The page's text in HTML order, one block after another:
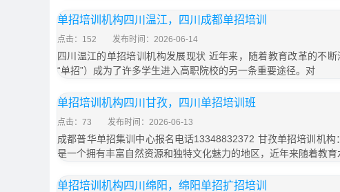
单招培训机构四川温江，四川成都单招培训
点击：152 发布时间：2026-06-14
四川温江的单招培训机构发展现状 近年来，随着教育改革的不
“单招”）成为了许多学生进入高职院校的另一条重要途径。对
单招培训机构四川甘孜，四川单招培训班
点击：73 发布时间：2026-06-13
成都普华单招集训中心报名电话13348832372 甘孜单招培训机
是一个拥有丰富自然资源和独特文化魅力的地区，近年来随着教育
单招培训机构四川绵阳，绵阳单招扩招培训